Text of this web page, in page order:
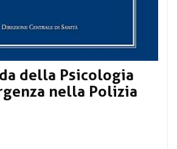
della Psicologia
nella Polizia